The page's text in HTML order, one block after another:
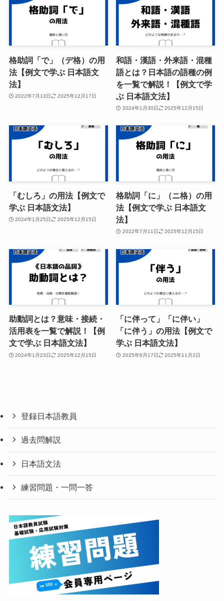
格助詞「で」（デ格）の用
法【例文で学ぶ 日本語文
法】
2022年7月13日 2025年12月17日
和語・漢語・外来語・混種
語とは？日本語の語種の例
を一覧で解説！【例文で学
ぶ 日本語文法】
2024年1月30日 2025年12月15日
「むしろ」の用法【例文で
学ぶ 日本語文法】
2024年1月25日 2025年12月15日
格助詞「に」（ニ格）の用
法【例文で学ぶ 日本語文
法】
2022年7月11日 2025年12月15日
助動詞とは？意味・接続・
活用表を一覧で解説！【例
文で学ぶ 日本語文法】
2024年1月23日 2025年12月15日
「に伴って」「に伴い」
「に伴う」の用法【例文で
学ぶ 日本語文法】
2025年6月17日 2025年11月2日
登録日本語教員
過去問解説
日本語文法
練習問題・一問一答